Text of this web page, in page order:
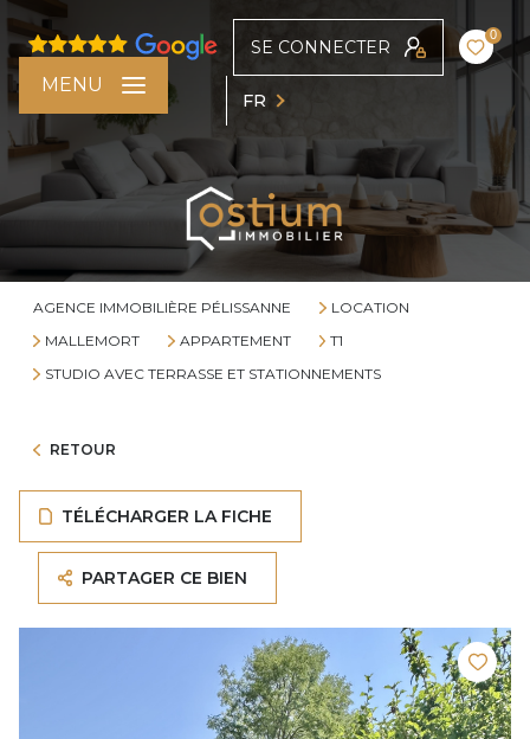
SE CONNECTER
0
FR
MENU
AGENCE IMMOBILIÈRE PÉLISSANNE
LOCATION
MALLEMORT
APPARTEMENT
T1
STUDIO AVEC TERRASSE ET STATIONNEMENTS
RETOUR
TÉLÉCHARGER LA FICHE
PARTAGER CE BIEN